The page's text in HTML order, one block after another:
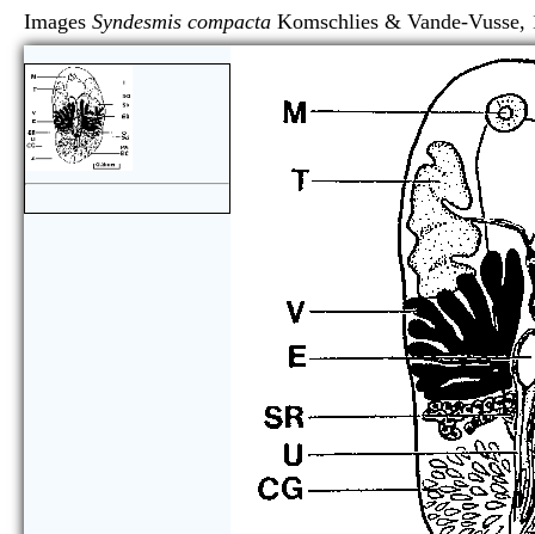
Images Syndesmis compacta Komschlies & Vande-